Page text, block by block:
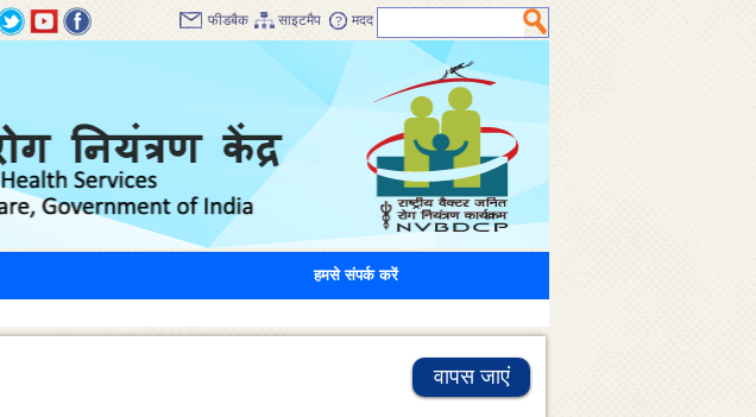
फीडबैक साइटमैप मदद
हमसे संपर्क करें
वापस जाएं